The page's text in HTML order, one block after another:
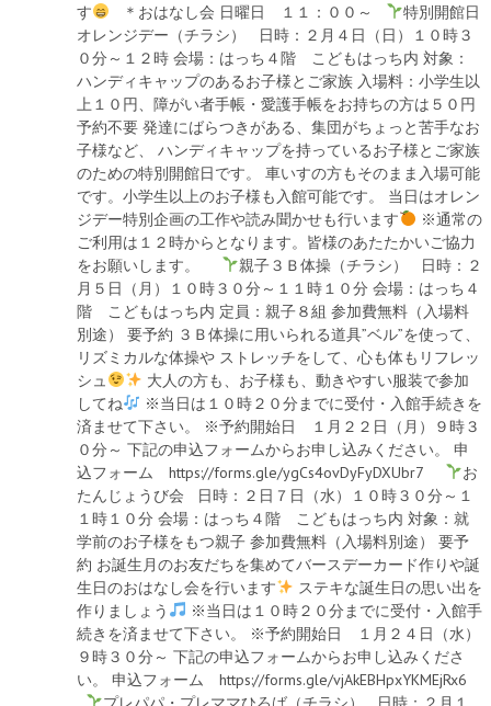
す
＊おはなし会 日曜日 １１：００～
特別開館日
オレンジデー（チラシ） 日時：２月４日（日）１０時３
０分～１２時 会場：はっち４階 こどもはっち内 対象：
ハンディキャップのあるお子様とご家族 入場料：小学生以
上１０円、障がい者手帳・愛護手帳をお持ちの方は５０円
予約不要 発達にばらつきがある、集団がちょっと苦手なお
子様など、 ハンディキャップを持っているお子様とご家族
のための特別開館日です。 車いすの方もそのまま入場可能
です。小学生以上のお子様も入館可能です。 当日はオレン
ジデー特別企画の工作や読み聞かせも行います
※通常の
ご利用は１２時からとなります。皆様のあたたかいご協力
をお願いします。
親子３Ｂ体操（チラシ） 日時：２
月５日（月）１０時３０分～１１時１０分 会場：はっち４
階 こどもはっち内 定員：親子８組 参加費無料（入場料
別途） 要予約 ３Ｂ体操に用いられる道具”ベル”を使って、
リズミカルな体操や ストレッチをして、心も体もリフレッ
シュ
大人の方も、お子様も、動きやすい服装で参加
してね
※当日は１０時２０分までに受付・入館手続きを
済ませて下さい。 ※予約開始日 １月２２日（月）９時３
０分～ 下記の申込フォームからお申し込みください。 申
込フォーム https://forms.gle/ygCs4ovDyFyDXUbr7
お
たんじょうび会 日時：２日７日（水）１０時３０分～１
１時１０分 会場：はっち４階 こどもはっち内 対象：就
学前のお子様をもつ親子 参加費無料（入場料別途） 要予
約 お誕生月のお友だちを集めてバースデーカード作りや誕
生日のおはなし会を行います
ステキな誕生日の思い出を
作りましょう
※当日は１０時２０分までに受付・入館手
続きを済ませて下さい。 ※予約開始日 １月２４日（水）
９時３０分～ 下記の申込フォームからお申し込みくださ
い。 申込フォーム https://forms.gle/vjAkEBHpxYKMEjRx6